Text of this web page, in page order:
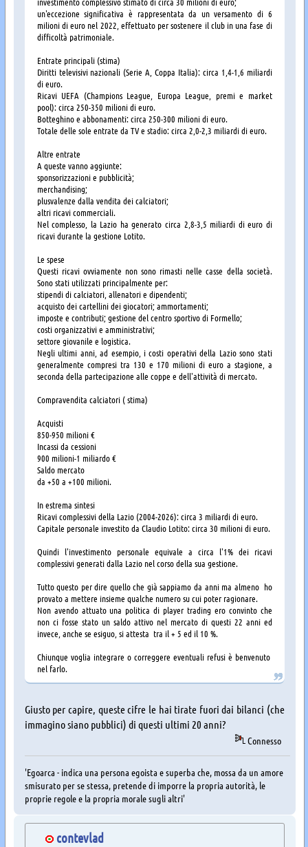
un'eccezione significativa è rappresentata da un versamento di 6
milioni di euro nel 2022, effettuato per sostenere il club in una fase di
difficoltà patrimoniale.
Entrate principali (stima)
Diritti televisivi nazionali (Serie A, Coppa Italia): circa 1,4-1,6 miliardi
di euro.
Ricavi UEFA (Champions League, Europa League, premi e market
pool): circa 250-350 milioni di euro.
Botteghino e abbonamenti: circa 250-300 milioni di euro.
Totale delle sole entrate da TV e stadio: circa 2,0-2,3 miliardi di euro.
Altre entrate
A queste vanno aggiunte:
sponsorizzazioni e pubblicità;
merchandising;
plusvalenze dalla vendita dei calciatori;
altri ricavi commerciali.
Nel complesso, la Lazio ha generato circa 2,8-3,5 miliardi di euro di
ricavi durante la gestione Lotito.
Le spese
Questi ricavi ovviamente non sono rimasti nelle casse della società.
Sono stati utilizzati principalmente per:
stipendi di calciatori, allenatori e dipendenti;
acquisto dei cartellini dei giocatori; ammortamenti;
imposte e contributi; gestione del centro sportivo di Formello;
costi organizzativi e amministrativi;
settore giovanile e logistica.
Negli ultimi anni, ad esempio, i costi operativi della Lazio sono stati
generalmente compresi tra 130 e 170 milioni di euro a stagione, a
seconda della partecipazione alle coppe e dell'attività di mercato.
Compravendita calciatori ( stima)
Acquisti
850-950 milioni €
Incassi da cessioni
900 milioni-1 miliardo €
Saldo mercato
da +50 a +100 milioni.
In estrema sintesi
Ricavi complessivi della Lazio (2004-2026): circa 3 miliardi di euro.
Capitale personale investito da Claudio Lotito: circa 30 milioni di euro.
Quindi l'investimento personale equivale a circa l'1% dei ricavi
complessivi generati dalla Lazio nel corso della sua gestione.
Tutto questo per dire quello che già sappiamo da anni ma almeno ho
provato a mettere insieme qualche numero su cui poter ragionare.
Non avendo attuato una politica di player trading ero convinto che
non ci fosse stato un saldo attivo nel mercato di questi 22 anni ed
invece, anche se esiguo, si attesta tra il + 5 ed il 10 %.
Chiunque voglia integrare o correggere eventuali refusi è benvenuto
nel farlo.
Giusto per capire, queste cifre le hai tirate fuori dai bilanci (che
immagino siano pubblici) di questi ultimi 20 anni?
Connesso
'Egoarca - indica una persona egoista e superba che, mossa da un amore
smisurato per se stessa, pretende di imporre la propria autorità, le
proprie regole e la propria morale sugli altri'
contevlad